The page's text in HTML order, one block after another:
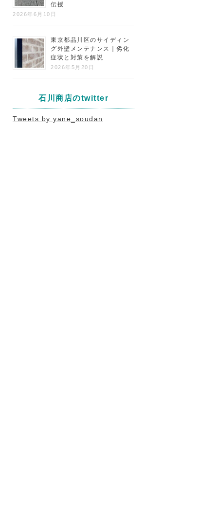
伝授
2026年6月10日
東京都品川区のサイディン
グ外壁メンテナンス｜劣化
症状と対策を解説
2026年5月20日
石川商店のtwitter
Tweets by yane_soudan